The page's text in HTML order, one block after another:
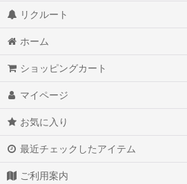
バースデーウッド
原石
アイスクォーツ
アイリスクォーツ
リクルート
ホーム
ショッピングカート
マイページ
お気に入り
最近チェックしたアイテム
ご利用案内